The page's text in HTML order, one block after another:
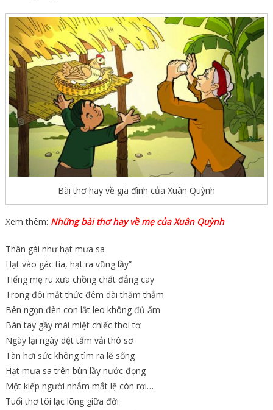
Bài thơ hay về gia đình của Xuân Quỳnh
Xem thêm: Những bài thơ hay về mẹ của Xuân Quỳnh
Thân gái như hạt mưa sa
Hạt vào gác tía, hạt ra vũng lầy”
Tiếng mẹ ru xưa chồng chất đắng cay
Trong đôi mắt thức đêm dài thăm thẳm
Bên ngọn đèn con lắt leo không đủ ấm
Bàn tay gầy mài miệt chiếc thoi tơ
Ngày lại ngày dệt tấm vải thô sơ
Tàn hơi sức không tìm ra lẽ sống
Hạt mưa sa trên bùn lầy nước đọng
Một kiếp người nhắm mắt lệ còn rơi…
Tuổi thơ tôi lạc lõng giữa đời